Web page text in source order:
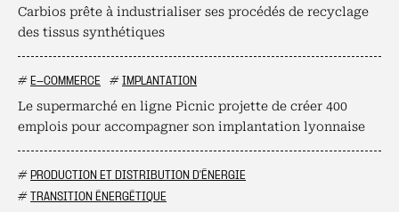
Carbios prête à industrialiser ses procédés de recyclage
des tissus synthétiques
# E-COMMERCE # IMPLANTATION
Le supermarché en ligne Picnic projette de créer 400
emplois pour accompagner son implantation lyonnaise
# PRODUCTION ET DISTRIBUTION D'ÉNERGIE
# TRANSITION ÉNERGÉTIQUE